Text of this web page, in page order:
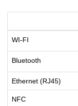
WI-FI
Bluetooth
Ethernet (RJ45)
NFC